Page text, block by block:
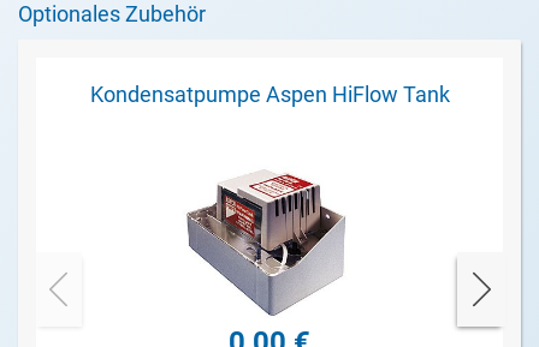
Optionales Zubehör
Kondensatpumpe Aspen HiFlow Tank